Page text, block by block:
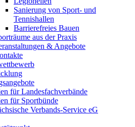
Sanierung von Sport- und
Tennishallen
Barrierefreies Bauen
aus der Praxis
& Angebote
für Landesfachverbände
für Sportbünde
Verbands-Service eG